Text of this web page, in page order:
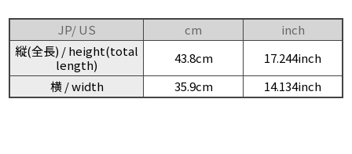
JP/ US cm
inch
縦(全長) / height(total
length)
43.8cm
17.244inch
横 / width
35.9cm 14.134inch